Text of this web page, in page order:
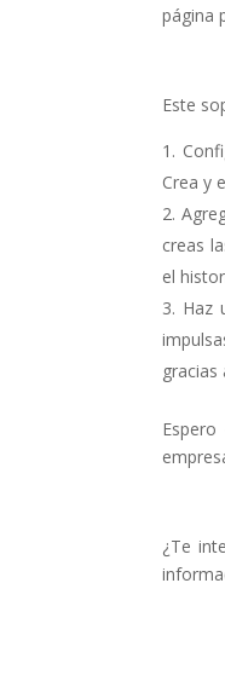
página
Este
Crea y
creas
el
Haz
¿Te